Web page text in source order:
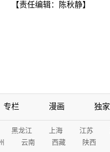
【责任编辑：陈秋静】
专栏 漫画 独家
黑龙江 上海 江苏
云南 西藏 陕西